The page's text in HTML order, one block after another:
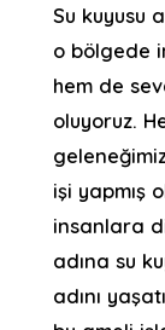
Su kuyusu
o bölgede
hem de
oluyoruz.
işi yapmış
insanlara
adına su
adını